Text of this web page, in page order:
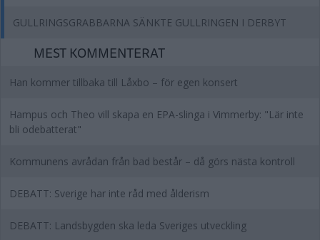
GULLRINGSGRABBARNA SÄNKTE GULLRINGEN I DERBYT
MEST KOMMENTERAT
Han kommer tillbaka till Låxbo – för egen konsert
Hampus och Theo vill skapa en EPA-slinga i Vimmerby: "Lär inte
bli odebatterat"
Kommunens avrådan från bad består – då görs nästa kontroll
DEBATT: Sverige har inte råd med ålderism
DEBATT: Landsbygden ska leda Sveriges utveckling